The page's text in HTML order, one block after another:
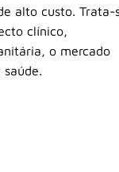
alto custo. Trata-
clínico,
o mercado